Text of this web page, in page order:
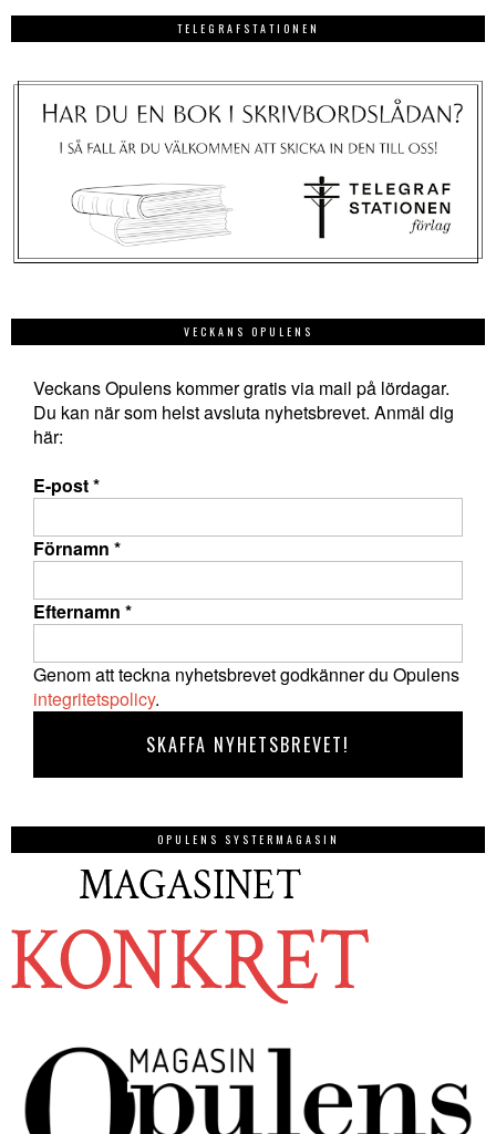
TELEGRAFSTATIONEN
VECKANS OPULENS
Veckans Opulens kommer gratis via mail på lördagar.
Du kan när som helst avsluta nyhetsbrevet. Anmäl dig
här:
E-post*
Förnamn *
Efternamn *
Genom att teckna nyhetsbrevet godkänner du Opulens
integritetspolicy.
OPULENS SYSTERMAGASIN